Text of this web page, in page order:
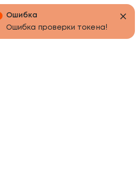
Ошибка
Ошибка проверки токена!